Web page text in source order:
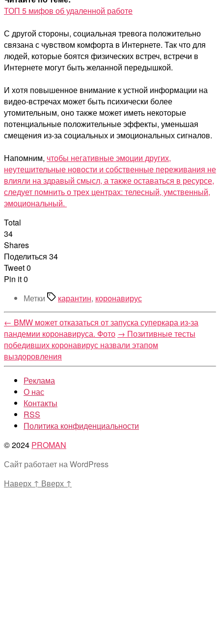
ТОП 5 мифов об удаленной работе
С другой стороны, социальная тревога положительно
связана с чувством комфорта в Интернете. Так что для
людей, которые боятся физических встреч, встречи в
Интернете могут быть желанной передышкой.
И хотя повышенное внимание к устной информации на
видео-встречах может быть психически более
утомительным, оно также может иметь некоторые
потенциальные положительные эффекты, уменьшая
смещения из-за социальных и эмоциональных сигналов.
Напомним, чтобы негативные эмоции других,
неутешительные новости и собственные переживания не
влияли на здравый смысл, а также оставаться в ресурсе,
следует помнить о трех центрах: телесный, умственный,
эмоциональный.
Total
34
Shares
Поделиться 34
Tweet0
Pin it0
Метки
карантин, коронавирус
← BMW может отказаться от запуска суперкара из-за
пандемии коронавируса. Фото → Позитивные тесты
победивших коронавирус назвали этапом
выздоровления
Реклама
О нас
Контакты
RSS
Политика конфиденциальности
© 2024 PROMAN
Сайт работает на WordPress
Наверх ↑ Вверх ↑